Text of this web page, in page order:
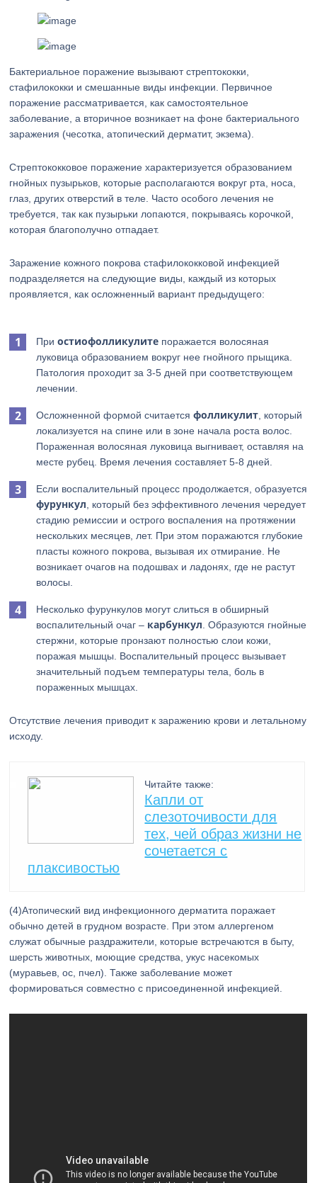
Бактериальное поражение вызывают стрептококки,
стафилококки и смешанные виды инфекции. Первичное
поражение рассматривается, как самостоятельное
заболевание, а вторичное возникает на фоне бактериального
заражения (чесотка, атопический дерматит, экзема).
Стрептококковое поражение характеризуется образованием
гнойных пузырьков, которые располагаются вокруг рта, носа,
глаз, других отверстий в теле. Часто особого лечения не
требуется, так как пузырьки лопаются, покрываясь корочкой,
которая благополучно отпадает.
Заражение кожного покрова стафилококковой инфекцией
подразделяется на следующие виды, каждый из которых
проявляется, как осложненный вариант предыдущего:
Приостиофолликулите поражается волосяная
луковица образованием вокруг нее гнойного прыщика.
Патология проходит за 3-5 дней при соответствующем
лечении.
Осложненной формой считаетсяфолликулит , который
локализуется на спине или в зоне начала роста волос.
Пораженная волосяная луковица выгнивает, оставляя на
месте рубец. Время лечения составляет 5-8 дней.
Если воспалительный процесс продолжается, образуется
фурункул , который без эффективного лечения чередует
стадию ремиссии и острого воспаления на протяжении
нескольких месяцев, лет. При этом поражаются глубокие
пласты кожного покрова, вызывая их отмирание. Не
возникает очагов на подошвах и ладонях, где не растут
волосы.
Несколько фурункулов могут слиться в обширный
воспалительный очаг – карбункул . Образуются гнойные
стержни, которые пронзают полностью слои кожи,
поражая мышцы. Воспалительный процесс вызывает
значительный подъем температуры тела, боль в
пораженных мышцах.
Отсутствие лечения приводит к заражению крови и летальному
исходу.
Читайте также:
Капли от
слезоточивости для
тех, чей образ жизни не
сочетается с
плаксивостью
(4)Атопический вид инфекционного дерматита поражает
обычно детей в грудном возрасте. При этом аллергеном
служат обычные раздражители, которые встречаются в быту,
шерсть животных, моющие средства, укус насекомых
(муравьев, ос, пчел). Также заболевание может
формироваться совместно с присоединенной инфекцией.